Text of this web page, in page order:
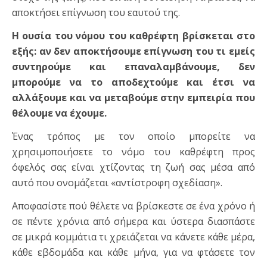
αποκτήσει επίγνωση του εαυτού της.
Η ουσία του νόμου του καθρέφτη βρίσκεται στο
εξής: αν δεν αποκτήσουμε επίγνωση του τι εμείς
συντηρούμε και επαναλαμβάνουμε, δεν
μπορούμε να το αποδεχτούμε και έτσι να
αλλάξουμε και να μεταβούμε στην εμπειρία που
θέλουμε να έχουμε.
Ένας τρόπος με τον οποίο μπορείτε να
χρησιμοποιήσετε το νόμο του καθρέφτη προς
όφελός σας είναι χτίζοντας τη ζωή σας μέσα από
αυτό που ονομάζεται «αντίστροφη σχεδίαση».
Αποφασίστε πού θέλετε να βρίσκεστε σε ένα χρόνο ή
σε πέντε χρόνια από σήμερα και ύστερα διασπάστε
σε μικρά κομμάτια τι χρειάζεται να κάνετε κάθε μέρα,
κάθε εβδομάδα και κάθε μήνα, για να φτάσετε τον